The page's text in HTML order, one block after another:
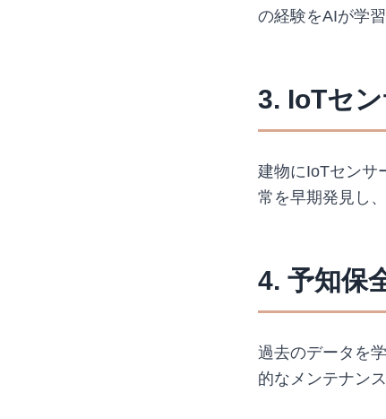
の経験をAIが学
3. IoTセ
建物にIoTセンサ
常を早期発見し
4. 予知保
過去のデータを
的なメンテナン